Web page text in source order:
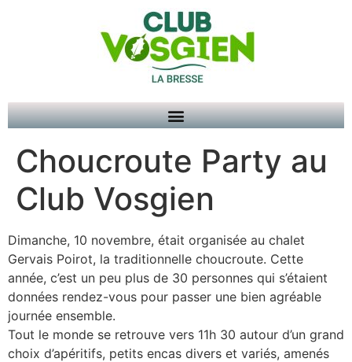
Choucroute Party au
Club Vosgien
Dimanche, 10 novembre, était organisée au chalet
Gervais Poirot, la traditionnelle choucroute. Cette
année, c’est un peu plus de 30 personnes qui s’étaient
données rendez-vous pour passer une bien agréable
journée ensemble.
Tout le monde se retrouve vers 11h 30 autour d’un grand
choix d’apéritifs, petits encas divers et variés, amenés